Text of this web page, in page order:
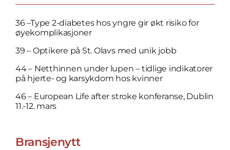
36 –Type 2-diabetes hos ­yngre gir økt risiko for
øye­komplikasjoner
39 – Optikere på St. Olavs med unik jobb
44 – Netthinnen under lupen – tidlige indikatorer
på hjerte- og kar­sykdom hos kvinner
46 – European Life after stroke konferanse, Dublin
11.-12. mars
Bransjenytt